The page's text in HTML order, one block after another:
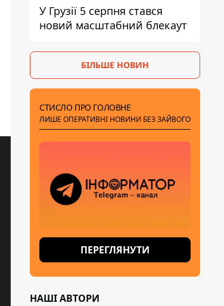
У Грузії 5 серпня стався
новий масштабний блекаут
БІЛЬШЕ НОВИН
СТИСЛО ПРО ГОЛОВНЕ
ЛИШЕ ОПЕРАТИВНІ НОВИНИ БЕЗ ЗАЙВОГО
ПЕРЕГЛЯНУТИ
НАШІ АВТОРИ